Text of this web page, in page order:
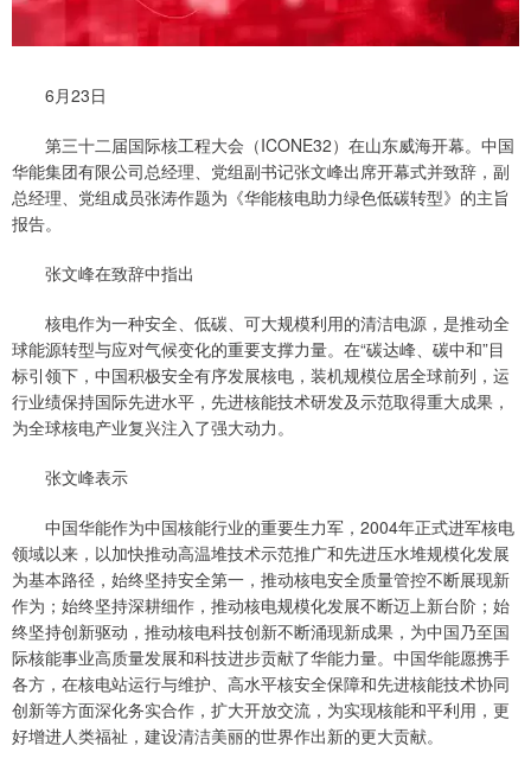
6月23日
第三十二届国际核工程大会（ICONE32）在山东威海开幕。中国
华能集团有限公司总经理、党组副书记张文峰出席开幕式并致辞，副
总经理、党组成员张涛作题为《华能核电助力绿色低碳转型》的主旨
报告。
张文峰在致辞中指出
核电作为一种安全、低碳、可大规模利用的清洁电源，是推动全
球能源转型与应对气候变化的重要支撑力量。在“碳达峰、碳中和”目
标引领下，中国积极安全有序发展核电，装机规模位居全球前列，运
行业绩保持国际先进水平，先进核能技术研发及示范取得重大成果，
为全球核电产业复兴注入了强大动力。
张文峰表示
中国华能作为中国核能行业的重要生力军，2004年正式进军核电
领域以来，以加快推动高温堆技术示范推广和先进压水堆规模化发展
为基本路径，始终坚持安全第一，推动核电安全质量管控不断展现新
作为；始终坚持深耕细作，推动核电规模化发展不断迈上新台阶；始
终坚持创新驱动，推动核电科技创新不断涌现新成果，为中国乃至国
际核能事业高质量发展和科技进步贡献了华能力量。中国华能愿携手
各方，在核电站运行与维护、高水平核安全保障和先进核能技术协同
创新等方面深化务实合作，扩大开放交流，为实现核能和平利用，更
好增进人类福祉，建设清洁美丽的世界作出新的更大贡献。